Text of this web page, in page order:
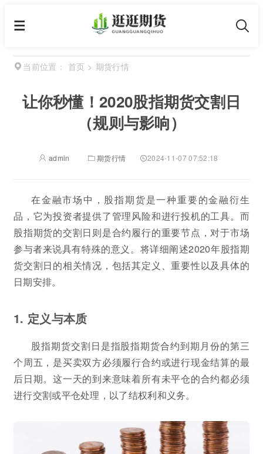
当前位置： 首页 > 期货行情
让你秒懂！2020股指期货交割日
（规则与影响）
admin 期货行情 2024-11-07 07:52:18
在金融市场中，股指期货是一种重要的金融衍生
品，它为投资者提供了管理风险和进行投机的工具。而
股指期货的交割日则是合约履行的重要节点，对于市场
参与者来说具有特殊的意义。将详细阐述2020年股指期
货交割日的相关情况，包括其定义、重要性以及具体的
日期安排。
1. 定义与本质
股指期货交割日是指股指期货合约到期月份的第三
个周五，是买卖双方必须履行合约或进行现金结算的最
后日期。这一天的到来意味着所有未平仓的合约都必须
进行交割或平仓处理，以了结权利和义务。